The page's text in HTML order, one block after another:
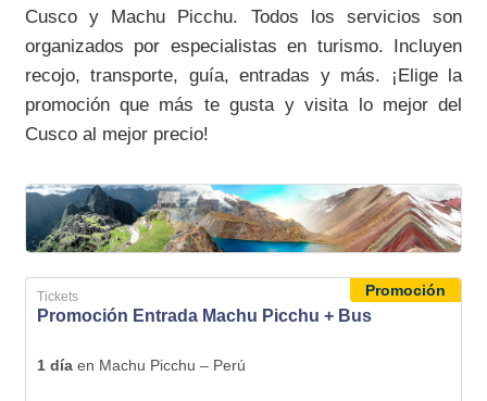
Cusco y Machu Picchu. Todos los servicios son
organizados por especialistas en turismo. Incluyen
recojo, transporte, guía, entradas y más. ¡Elige la
promoción que más te gusta y visita lo mejor del
Cusco al mejor precio!
Promoción
Tickets
Promoción Entrada Machu Picchu + Bus
1 díaen Machu Picchu – Perú